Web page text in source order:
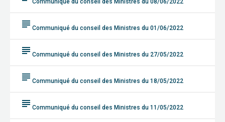
Communiqué du conseil des Ministres du 08/06/2022
subject Communiqué du conseil des Ministres du 01/06/2022
subject Communiqué du conseil des Ministres du 27/05/2022
subject Communiqué du conseil des Ministres du 18/05/2022
subject Communiqué du conseil des Ministres du 11/05/2022